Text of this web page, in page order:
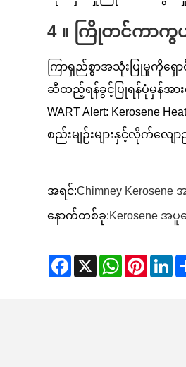
4 ။ ကြိုတင်ကာကွယ်
ကြာရှည်စွာအသုံးပြုမှုကိုရှေ
ဆီထည့်ရန်ခွင့်ပြုရန်ပုံမှန်အား
WART Alert:
စည်းမျဉ်းများနှင့်လိုက်လျေ
အရင်:Chimney
နောက်တစ်ခု:Kerosene
Facebook
X WhatsApp